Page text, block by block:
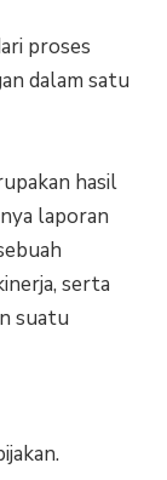
proses
dalam satu
hasil
laporan
serta
suatu